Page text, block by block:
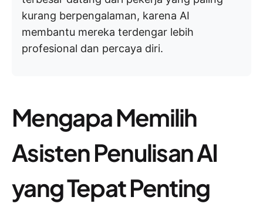
kurang berpengalaman, karena AI
membantu mereka terdengar lebih
profesional dan percaya diri.
Mengapa Memilih
Asisten Penulisan AI
yang Tepat Penting